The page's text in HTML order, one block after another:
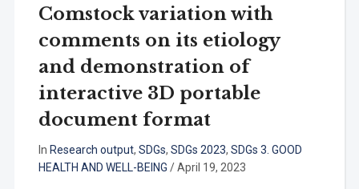
Comstock variation with
comments on its etiology
and demonstration of
interactive 3D portable
document format
In Research output, SDGs, SDGs 2023, SDGs 3. GOOD
HEALTH AND WELL-BEING /April 19, 2023